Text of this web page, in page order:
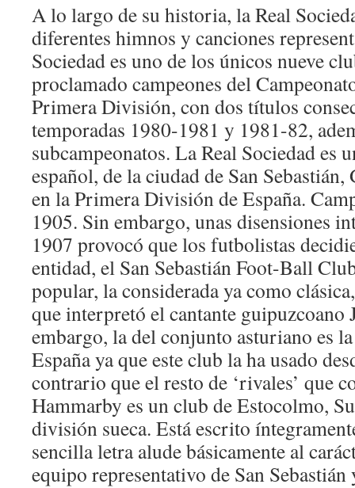
A lo largo de su historia, la Real
diferentes himnos y canciones
Sociedad es uno de los únicos nueve
proclamado campeones del
Primera División, con dos títulos
temporadas 1980-1981 y 1981-82,
subcampeonatos. La Real Sociedad es
español, de la ciudad de San
en la Primera División de España.
1905. Sin embargo, unas disensiones
1907 provocó que los futbolistas
entidad, el San Sebastián Foot-Ball
popular, la considerada ya como
que interpretó el cantante
embargo, la del conjunto asturiano es
España ya que este club la ha usado
contrario que el resto de ‘rivales’ que
Hammarby es un club de Estocolmo,
división sueca. Está escrito
sencilla letra alude básicamente al
equipo representativo de San